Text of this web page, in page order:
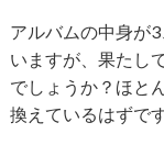
アルバムの中身が
いますが、果たし
でしょうか？ほと
換えているはずです